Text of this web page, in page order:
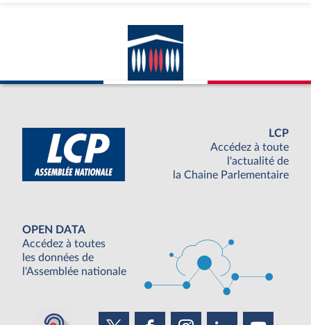
LCP
Accédez à toute
l'actualité de
la Chaine Parlementaire
OPEN DATA
Accédez à toutes
les données de
l'Assemblée nationale